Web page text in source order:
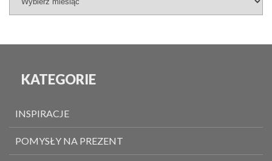
KATEGORIE
INSPIRACJE
POMYSŁY NA PREZENT